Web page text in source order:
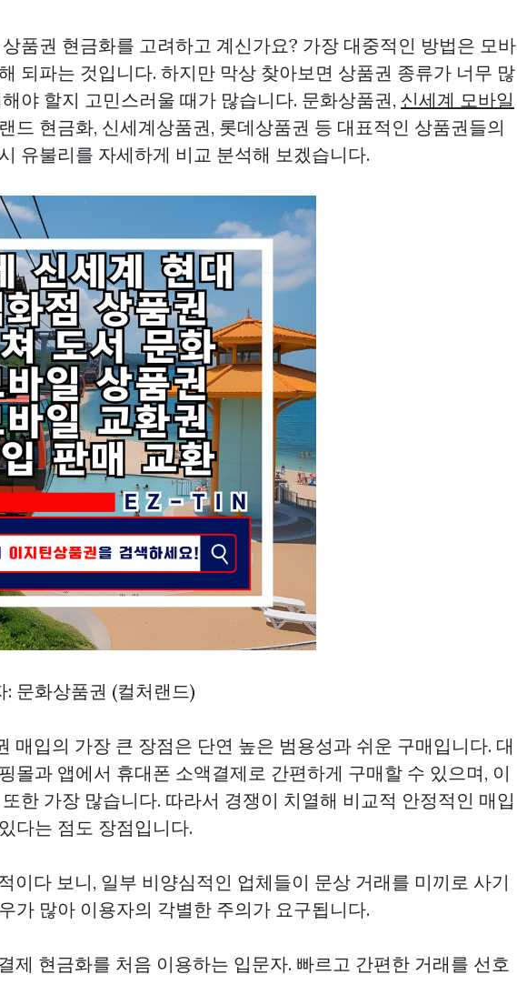
품권 현금화를 고려하고 계신가요? 가장 대중적인 방법은 모바
되파는 것입니다. 하지만 막상 찾아보면 상품권 종류가 너무 많
야 할지 고민스러울 때가 많습니다. 문화상품권, 신세계 모바일
드 현금화, 신세계상품권, 롯데상품권 등 대표적인 상품권들의
유불리를 자세하게 비교 분석해 보겠습니다.
: 문화상품권 (컬처랜드)
매입의 가장 큰 장점은 단연 높은 범용성과 쉬운 구매입니다. 대
몰과 앱에서 휴대폰 소액결제로 간편하게 구매할 수 있으며, 이
한 가장 많습니다. 따라서 경쟁이 치열해 비교적 안정적인 매입
다는 점도 장점입니다.
이다 보니, 일부 비양심적인 업체들이 문상 거래를 미끼로 사기
가 많아 이용자의 각별한 주의가 요구됩니다.
제 현금화를 처음 이용하는 입문자. 빠르고 간편한 거래를 선호